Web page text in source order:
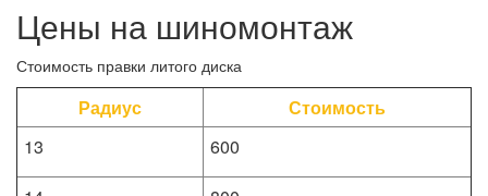
Цены на шиномонтаж
Стоимость правки литого диска
Радиус
Стоимость
13
600